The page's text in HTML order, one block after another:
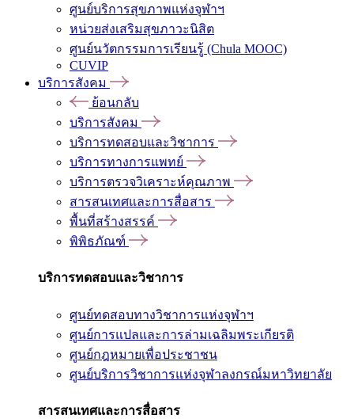
ศูนย์บริการสุขภาพแห่งจุฬาฯ
หน่วยส่งเสริมสุขภาวะนิสิต
ศูนย์นวัตกรรมการเรียนรู้ (Chula MOOC)
CUVIP
บริการสังคม
ย้อนกลับ
บริการสังคม
บริการทดสอบและวิชาการ
บริการทางการแพทย์
บริการตรวจวิเคราะห์คุณภาพ
สารสนเทศและการสื่อสาร
พื้นที่สร้างสรรค์
พิพิธภัณฑ์
บริการทดสอบและวิชาการ
ศูนย์ทดสอบทางวิชาการแห่งจุฬาฯ
ศูนย์การแปลและการล่ามเฉลิมพระเกียรติ
ศูนย์กฎหมายเพื่อประชาชน
ศูนย์บริการวิชาการแห่งจุฬาลงกรณ์มหาวิทยาลัย
สารสนเทศและการสื่อสาร